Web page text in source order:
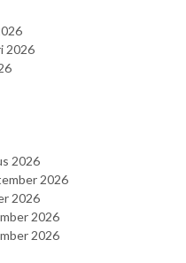
2026
2026
2026
2026
2026
2026